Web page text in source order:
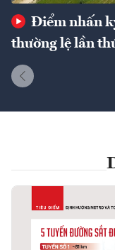
Điểm nhấn
thường lệ lần